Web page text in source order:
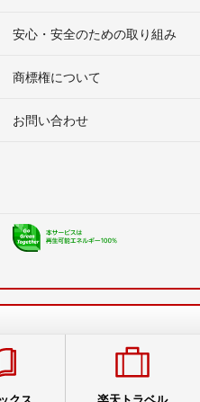
安心・安全のための取り組み
商標権について
お問い合わせ